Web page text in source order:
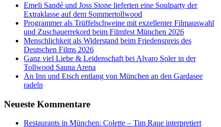
Emeli Sandé und Joss Stone lieferten eine Soulparty der
Extraklasse auf dem Sommertollwood
Programmer als Trüffelschweine mit exzellenter Filmauswahl
und Zuschauerrekord beim Filmfest München 2026
Menschlichkeit als Widerstand beim Friedenspreis des
Deutschen Films 2026
Ganz viel Liebe & Leidenschaft bei Alvaro Soler in der
Tollwood Sauna Arena
An Inn und Etsch entlang von München an den Gardasee
radeln
Neueste Kommentare
Restaurants in München: Colette – Tim Raue interpretiert